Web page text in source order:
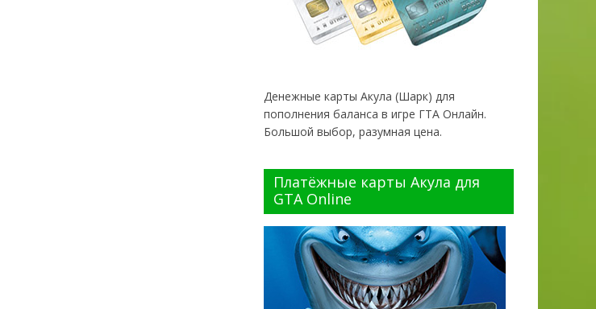
Денежные карты Акула (Шарк) для
пополнения баланса в игре ГТА Онлайн.
Большой выбор, разумная цена.
Платёжные карты Акула для
GTA Online